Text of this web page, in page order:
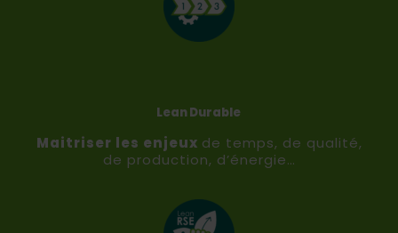
Lean Durable
Maitriser les enjeux de temps, de qualité,
de production, d’énergie…